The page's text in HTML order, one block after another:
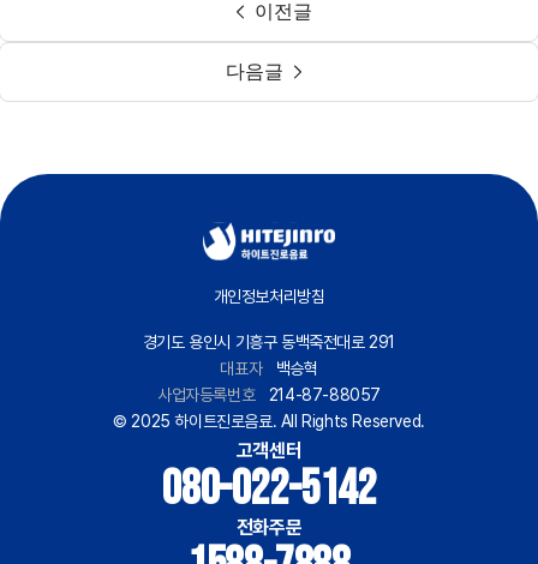
이전글
다음글
개인정보처리방침
경기도 용인시 기흥구 동백죽전대로 291
대표자
백승혁
사업자등록번호
214-87-88057
© 2025 하이트진로음료. All Rights Reserved.
고객센터
080-022-5142
전화주문